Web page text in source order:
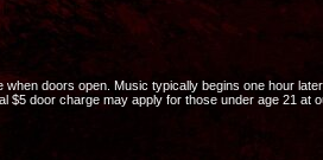
when doors open. Music typically begins one hour
$5 door charge may apply for those under age 21 at